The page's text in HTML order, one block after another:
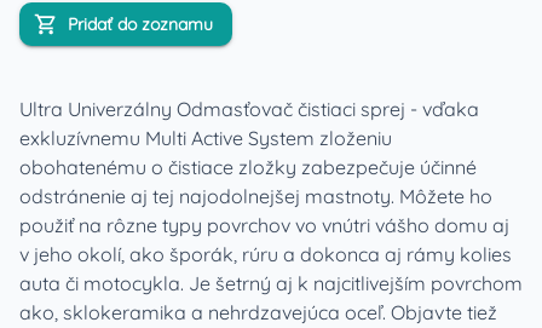
Pridať do zoznamu
Ultra Univerzálny Odmasťovač čistiaci sprej - vďaka
exkluzívnemu Multi Active System zloženiu
obohatenému o čistiace zložky zabezpečuje účinné
odstránenie aj tej najodolnejšej mastnoty. Môžete ho
použiť na rôzne typy povrchov vo vnútri vášho domu aj
v jeho okolí, ako šporák, rúru a dokonca aj rámy kolies
auta či motocykla. Je šetrný aj k najcitlivejším povrchom
ako, sklokeramika a nehrdzavejúca oceľ. Objavte tiež